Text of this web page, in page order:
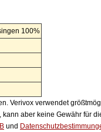
100%
Verivox verwendet
aber keine Gewähr für
und